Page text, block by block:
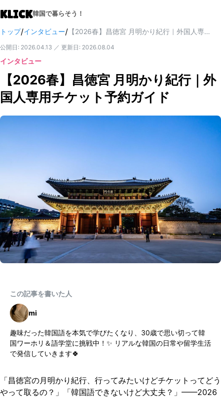
KLICK韓国で暮らそう！
トップ/インタビュー/ 【2026春】昌徳宮 月明かり紀行｜外国人専用チケット予約ガイド
公開日 : 2026.04.13 ／ 更新日 : 2026.08.04
インタビュー
【2026春】昌徳宮 月明かり紀行｜外
国人専用チケット予約ガイド
この記事を書いた人
mi
趣味だった韓国語を本気で学びたくなり、30歳で思い切って韓
国ワーホリ＆語学堂に挑戦中！✨ リアルな韓国の日常や留学生活
で発信していきます🍀
「昌徳宮の月明かり紀行、行ってみたいけどチケットってどう
やって取るの？」「韓国語できないけど大丈夫？」——2026